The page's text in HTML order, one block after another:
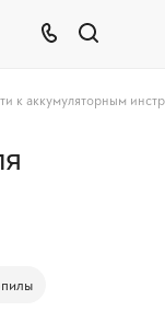
к аккумуляторным